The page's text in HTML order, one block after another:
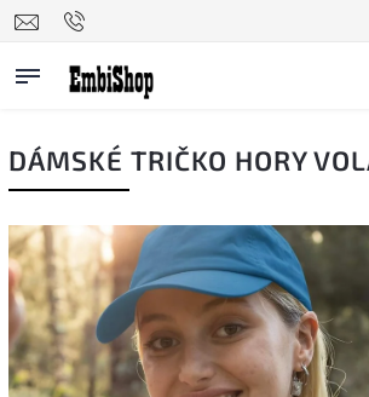
DÁMSKÉ TRIČKO HORY